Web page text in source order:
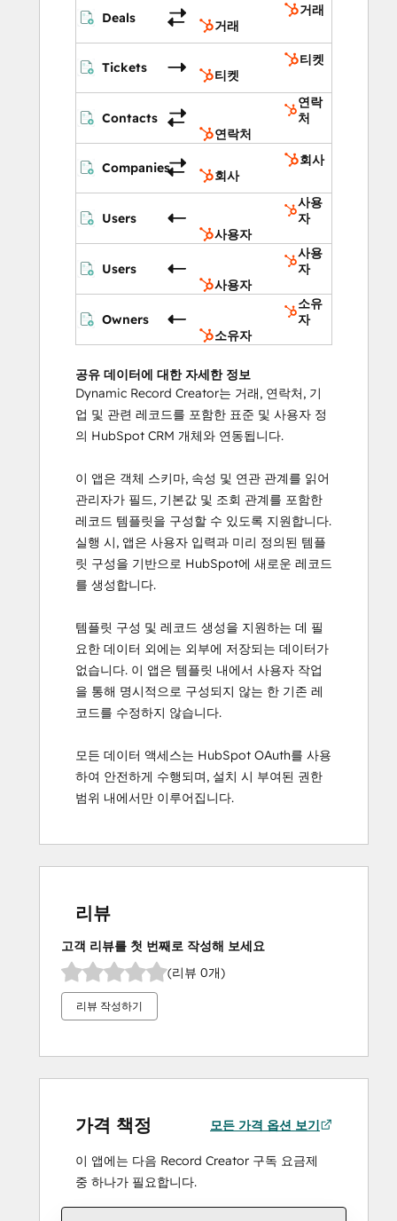
Deals
거래
거래
Tickets
티켓
티켓
Contacts
연락
처
연락처
Companies
회사
회사
Users
사용
자
사용자
Users
사용
자
사용자
Owners
소유
자
소유자
공유 데이터에 대한 자세한 정보
Dynamic Record Creator는 거래, 연락처, 기
업 및 관련 레코드를 포함한 표준 및 사용자 정
의 HubSpot CRM 개체와 연동됩니다.
이 앱은 객체 스키마, 속성 및 연관 관계를 읽어
관리자가 필드, 기본값 및 조회 관계를 포함한
레코드 템플릿을 구성할 수 있도록 지원합니다.
실행 시, 앱은 사용자 입력과 미리 정의된 템플
릿 구성을 기반으로 HubSpot에 새로운 레코드
를 생성합니다.
템플릿 구성 및 레코드 생성을 지원하는 데 필
요한 데이터 외에는 외부에 저장되는 데이터가
없습니다. 이 앱은 템플릿 내에서 사용자 작업
을 통해 명시적으로 구성되지 않는 한 기존 레
코드를 수정하지 않습니다.
모든 데이터 액세스는 HubSpot OAuth를 사용
하여 안전하게 수행되며, 설치 시 부여된 권한
범위 내에서만 이루어집니다.
리뷰
고객 리뷰를 첫 번째로 작성해 보세요
(리뷰 0개)
리뷰 작성하기
가격 책정 모든 가격 옵션 보기
이 앱에는 다음 Record Creator 구독 요금제
중 하나가 필요합니다.